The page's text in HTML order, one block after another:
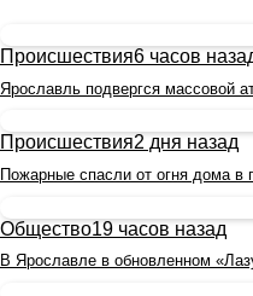
Происшествия6 часов
Ярославль подвергся массовой
Происшествия2 дня назад
Пожарные спасли от огня дома в
Общество19 часов назад
В Ярославле в обновленном